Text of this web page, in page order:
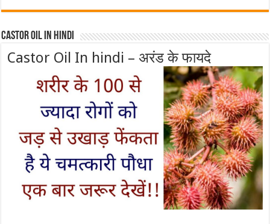
Castor Oil In Hindi
Castor Oil In hindi – अरंड के फायदे